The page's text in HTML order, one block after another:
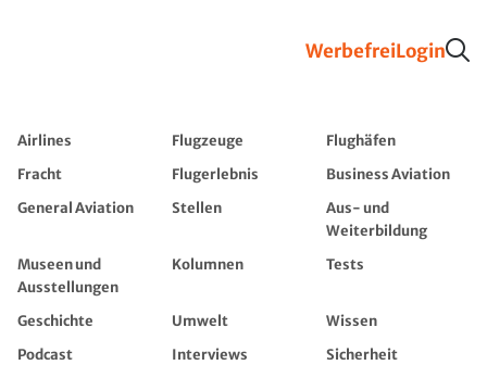
WerbefreiLogin
Airlines Flugzeuge
Flughäfen
Fracht
Flugerlebnis
Business Aviation
General Aviation
Stellen
Aus- und
Weiterbildung
Museen und
Ausstellungen
Kolumnen Tests
Geschichte Umwelt
Wissen
Podcast
Interviews
Sicherheit